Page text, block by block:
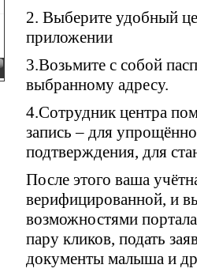
2. Выберите удобный
приложении
3.Возьмите с собой
выбранному адресу.
4.Сотрудник центра
запись – для
подтверждения, для
После этого ваша
верифицированной, и
возможностями
пару кликов, подать
документы малыша и